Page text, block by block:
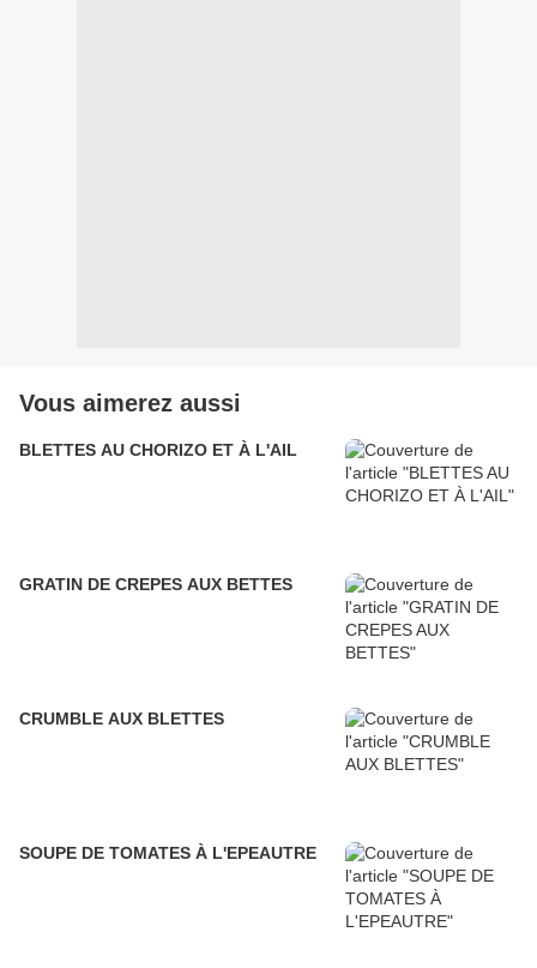
Vous aimerez aussi
BLETTES AU CHORIZO ET À L'AIL
GRATIN DE CREPES AUX BETTES
CRUMBLE AUX BLETTES
SOUPE DE TOMATES À L'EPEAUTRE